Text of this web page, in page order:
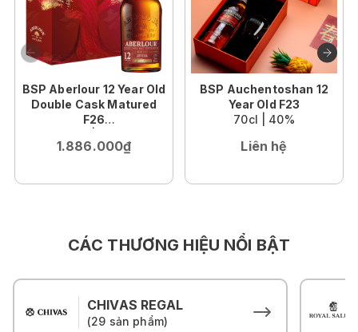
BSP Aberlour 12 Year Old
Double Cask Matured
F26
1.886.000₫
BSP Auchentoshan 12
Year Old F23
70cl | 40%
Liên hệ
CÁC THƯƠNG HIỆU NỔI BẬT
CHIVAS REGAL
(29 sản phẩm)